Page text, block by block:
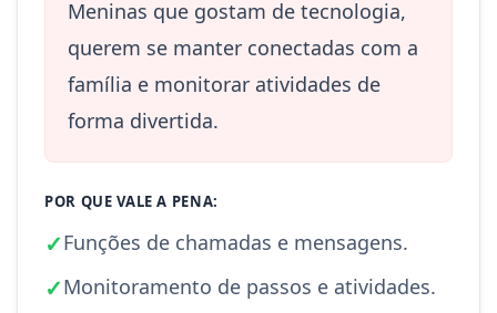
Meninas que gostam de tecnologia,
querem se manter conectadas com a
família e monitorar atividades de
forma divertida.
POR QUE VALE A PENA:
✓Funções de chamadas e mensagens.
✓Monitoramento de passos e atividades.